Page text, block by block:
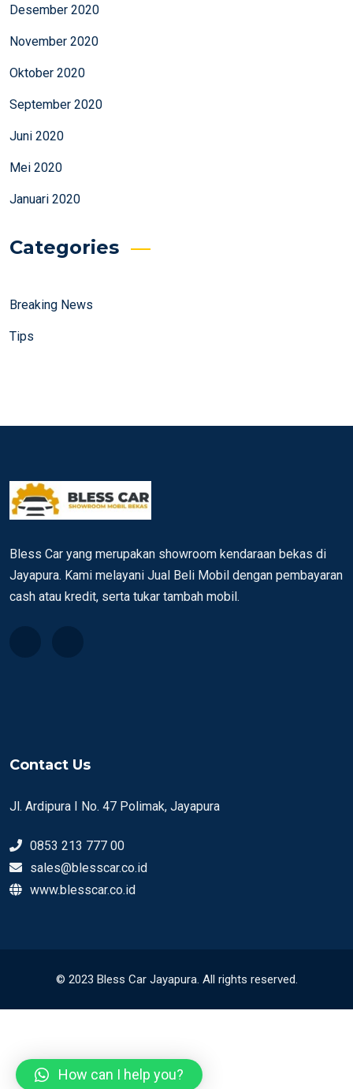
Desember 2020
November 2020
Oktober 2020
September 2020
Juni 2020
Mei 2020
Januari 2020
Categories
Breaking News
Tips
Bless Car yang merupakan showroom kendaraan bekas di
Jayapura. Kami melayani Jual Beli Mobil dengan pembayaran
cash atau kredit, serta tukar tambah mobil.
Contact Us
Jl. Ardipura I No. 47 Polimak, Jayapura
0853 213 777 00
sales@blesscar.co.id
www.blesscar.co.id
© 2023 Bless Car Jayapura. All rights reserved.
How can I help you?